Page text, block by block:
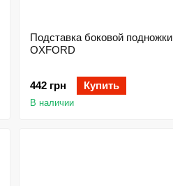
Подставка боковой подножки
OXFORD
442 грн Купить
В наличии